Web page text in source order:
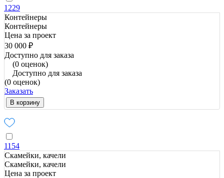
1229
Контейнеры
Контейнеры
Цена за проект
30 000 ₽
Доступно для заказа
(0 оценок)
Доступно для заказа
(0 оценок)
Заказать
В корзину
1154
Скамейки, качели
Скамейки, качели
Цена за проект